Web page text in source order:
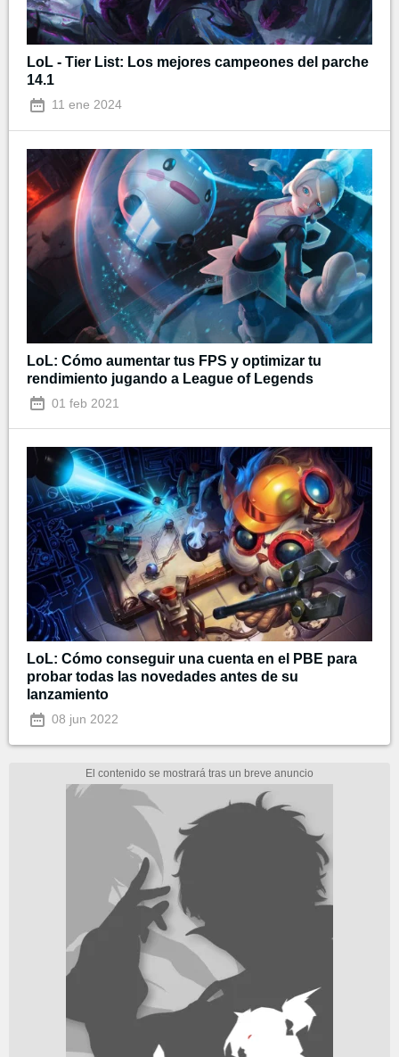
LoL - Tier List: Los mejores campeones del parche
14.1
11 ene 2024
LoL: Cómo aumentar tus FPS y optimizar tu
rendimiento jugando a League of Legends
01 feb 2021
LoL: Cómo conseguir una cuenta en el PBE para
probar todas las novedades antes de su
lanzamiento
08 jun 2022